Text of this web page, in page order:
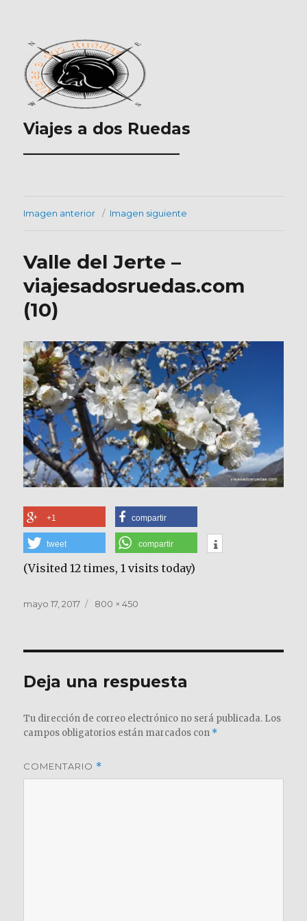
Viajes a dos Ruedas
___________________
Imagen anterior Imagen siguiente
Valle del Jerte –
viajesadosruedas.com
(10)
+1 compartir
tweet compartir
(Visited 12 times, 1 visits today)
Publicado
mayo 17, 2017
Tamaño
800 × 450
Deja una respuesta
Tu dirección de correo electrónico no será publicada. Los
campos obligatorios están marcados con *
COMENTARIO *